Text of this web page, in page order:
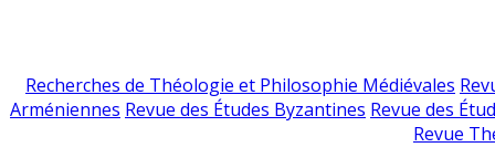
Recherches de Théologie et Philosophie Médiévales
Arméniennes Revue des Études Byzantines Revue des
Revue